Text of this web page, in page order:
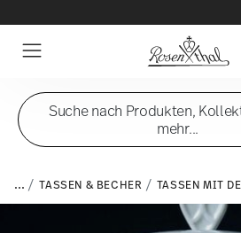
☀️ Summer SALE auf
Suche nach Produkten,
mehr...
... TASSEN & BECHER TASSEN MIT